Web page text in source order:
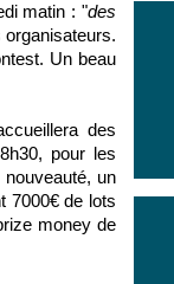
matin : "des
Un beau
des
pour les
un
7000€ de lots
money de